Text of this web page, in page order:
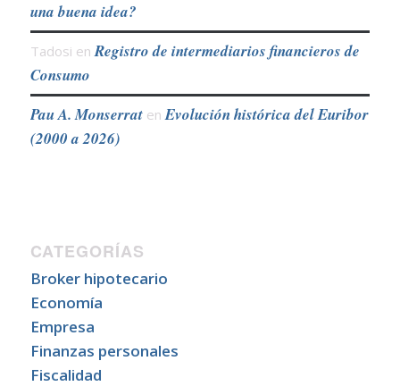
una buena idea?
Tadosi enRegistro de intermediarios financieros de
Consumo
Pau A. MonserratenEvolución histórica del Euribor
(2000 a 2026)
CATEGORÍAS
Broker hipotecario
Economía
Empresa
Finanzas personales
Fiscalidad